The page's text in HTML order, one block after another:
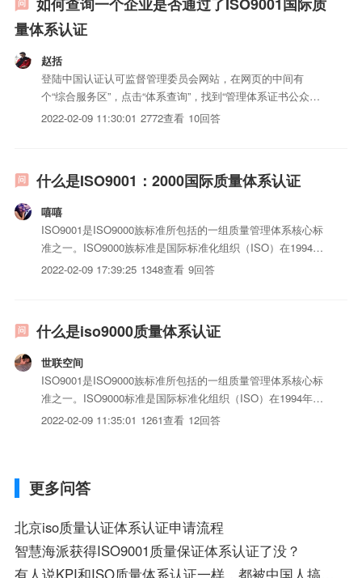
量体系认证
赵括
登陆中国认证认可监督管理委员会网站，在网页的中间有
个“综合服务区”，点击“体系查询”，找到“管理体系证书公众查
询”，输入要查询的企业的全称，一字不差，再输入验证码，
2022-02-09 11:30:01 2772查看 10回答
什么是ISO9001：2000国际质量体系认证
嘻嘻
ISO9001是ISO9000族标准所包括的一组质量管理体系核心标
准之一。ISO9000族标准是国际标准化组织（ISO）在1994年
提出的概念，是指“由ISO/Tc176（国际标准化组织质量管理和
2022-02-09 17:39:25 1348查看 9回答
什么是iso9000质量体系认证
世联空间
ISO9001是ISO9000族标准所包括的一组质量管理体系核心标
准之一。ISO9000标准是国际标准化组织（ISO）在1994年提
出的概念，是指“由ISO/Tc176（国际标准化组织质量管理和质
2022-02-09 11:35:01 1261查看 12回答
更多问答
北京iso质量认证体系认证申请流程
智慧海派获得ISO9001质量保证体系认证了没？
有人说KPI和ISO质量体系认证一样，都被中国人搞成形式主义了，你认同吗？